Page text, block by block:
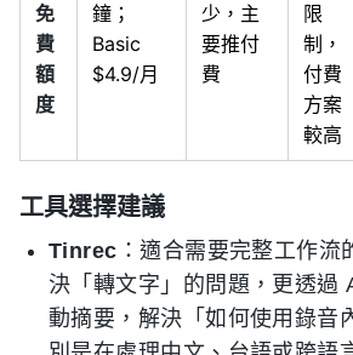
免
費
額
度
鐘；
Basic
$4.9/月
少，主
要推付
費
限
制，
付費
方案
較高
工具選擇建議
Tinrec ：適合需要完整工作流
決「轉文字」的問題，更透過
動摘要，解決「如何使用錄音